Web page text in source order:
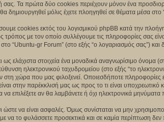
Τα πρώτα δύο cookies περιέχουν μόνον ένα
δημιουργηθεί μόλις έχετε πλοηγηθεί σε θέματα μέσα
cookies εκτός του λογισμικού phpBB κατά την
με τον οποίο συλλέγουμε τις πληροφορίες σας
“Ubuntu-gr Forum” (στο εξής “ο λογαριασμός σας”)
ελάχιστα στοιχεία ένα μοναδικά αναγνωρίσιμο όνομα
ηλεκτρονικού ταχυδρομείου (στο εξής “το
χώρα που μας φιλοξενεί. Οποιεσδήποτε
στην παρέκκλισή μας ως προς το τι είναι
να επιλέξετε αν θα λαμβάνετε ή όχι ηλεκτρονικά
να είναι ασφαλές. Όμως συνίσταται να μην
να το φυλάσσετε προσεκτικά και σε καμία περίπτωση